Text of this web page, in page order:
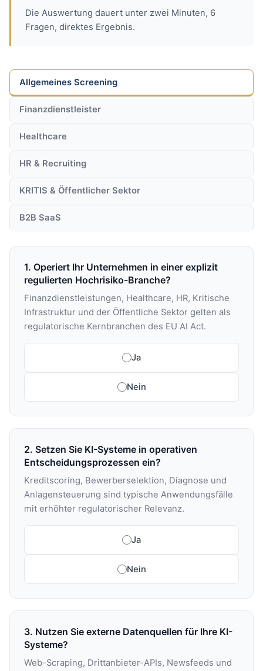
Die Auswertung dauert unter zwei Minuten, 6
Fragen, direktes Ergebnis.
Allgemeines Screening
Finanzdienstleister
Healthcare
HR & Recruiting
KRITIS & Öffentlicher Sektor
B2B SaaS
1. Operiert Ihr Unternehmen in einer explizit
regulierten Hochrisiko-Branche?
Finanzdienstleistungen, Healthcare, HR, Kritische
Infrastruktur und der Öffentliche Sektor gelten als
regulatorische Kernbranchen des EU AI Act.
Ja
Nein
2. Setzen Sie KI-Systeme in operativen
Entscheidungsprozessen ein?
Kreditscoring, Bewerberselektion, Diagnose und
Anlagensteuerung sind typische Anwendungsfälle
mit erhöhter regulatorischer Relevanz.
Ja
Nein
3. Nutzen Sie externe Datenquellen für Ihre KI-
Systeme?
Web-Scraping, Drittanbieter-APIs, Newsfeeds und